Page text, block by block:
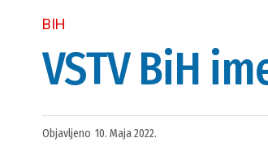
BIH
VSTV BiH
Objavljeno 10. Maja 2022.